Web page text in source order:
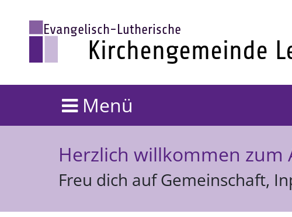
Menü
Herzlich willkommen zum
Freu dich auf Gemeinschaft,